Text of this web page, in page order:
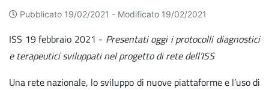
Pubblicato 19/02/2021 - Modificato 19/02/2021
ISS 19 febbraio 2021 - Presentati oggi i protocolli diagnostici
e terapeutici sviluppati nel progetto di rete dell’ISS
Una rete nazionale, lo sviluppo di nuove piattaforme e l’uso di